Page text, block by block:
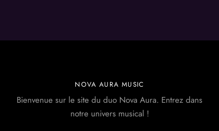
NOVA AURA MUSIC
Bienvenue sur le site du duo Nova Aura. Entrez dans
notre univers musical !